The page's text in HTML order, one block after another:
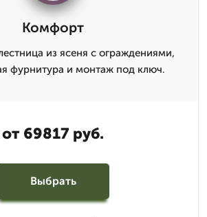
Комфорт
из ясеня с ограждениями,
фурнитура и монтаж под ключ.
от 69817 руб.
Выбрать